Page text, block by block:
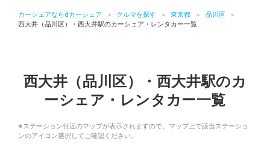
カーシェアならdカーシェア クルマを探す 東京都
品川区
西大井（品川区）・西大井駅のカーシェア・レンタカー一覧
西大井（品川区）・西大井駅のカ
ーシェア・レンタカー一覧
※ステーション付近のマップが表示されますので、マップ上で該当ステーショ
ンのアイコン選択してご確認ください。
特集
アプリの使い方